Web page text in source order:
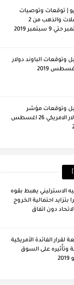
| توقعات وتوصيات
العملات والذهب من 2
9 سبتمبر 2019
وتوقعات الباوند دولار
وتوقعات مؤشر
الدولار الامريكي 26 اغسطس
الاسترليني يهبط بقوه
بتزايد احتمالية الخروج
دون اتفاق
لقرار الفائدة الأمريكية
وتأُثيره على السوق